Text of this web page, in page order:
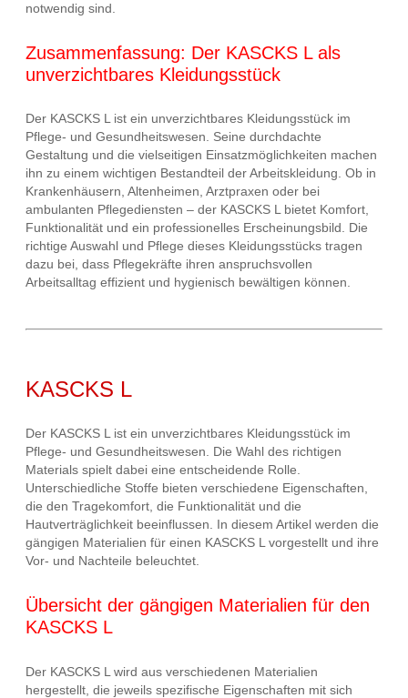
notwendig sind.
Zusammenfassung: Der KASCKS L als
unverzichtbares Kleidungsstück
Der KASCKS L ist ein unverzichtbares Kleidungsstück im
Pflege- und Gesundheitswesen. Seine durchdachte
Gestaltung und die vielseitigen Einsatzmöglichkeiten machen
ihn zu einem wichtigen Bestandteil der Arbeitskleidung. Ob in
Krankenhäusern, Altenheimen, Arztpraxen oder bei
ambulanten Pflegediensten – der KASCKS L bietet Komfort,
Funktionalität und ein professionelles Erscheinungsbild. Die
richtige Auswahl und Pflege dieses Kleidungsstücks tragen
dazu bei, dass Pflegekräfte ihren anspruchsvollen
Arbeitsalltag effizient und hygienisch bewältigen können.
KASCKS L
Der KASCKS L ist ein unverzichtbares Kleidungsstück im
Pflege- und Gesundheitswesen. Die Wahl des richtigen
Materials spielt dabei eine entscheidende Rolle.
Unterschiedliche Stoffe bieten verschiedene Eigenschaften,
die den Tragekomfort, die Funktionalität und die
Hautverträglichkeit beeinflussen. In diesem Artikel werden die
gängigen Materialien für einen KASCKS L vorgestellt und ihre
Vor- und Nachteile beleuchtet.
Übersicht der gängigen Materialien für den
KASCKS L
Der KASCKS L wird aus verschiedenen Materialien
hergestellt, die jeweils spezifische Eigenschaften mit sich